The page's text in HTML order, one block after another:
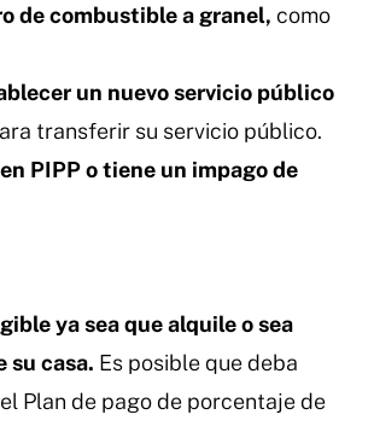
de combustible a granel, como
un nuevo servicio público
transferir su servicio público.
PIPP o tiene un impago de
ya sea que alquile o sea
su casa. Es posible que deba
Plan de pago de porcentaje de